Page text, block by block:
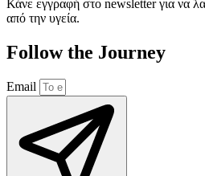
Κάνε εγγραφή στο newsletter για να
από την υγεία.
Follow the Journey
Email